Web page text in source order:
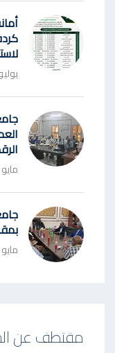
يوليو 5,
مايو 14, 2026
مايو 11, 2026
مقتطف عن